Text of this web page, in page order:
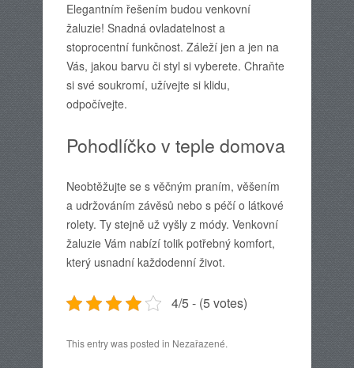
Elegantním řešením budou venkovní
žaluzie! Snadná ovladatelnost a
stoprocentní funkčnost. Záleží jen a jen na
Vás, jakou barvu či styl si vyberete. Chraňte
si své soukromí, užívejte si klidu,
odpočívejte.
Pohodlíčko v teple domova
Neobtěžujte se s věčným praním, věšením
a udržováním závěsů nebo s péčí o látkové
rolety. Ty stejně už vyšly z módy. Venkovní
žaluzie Vám nabízí tolik potřebný komfort,
který usnadní každodenní život.
4/5 - (5 votes)
This entry was posted in Nezařazené.